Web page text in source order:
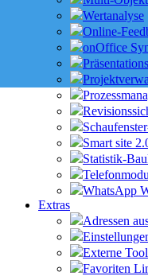
Wertanalyse
Online-
onOffice
Smart site
Statistik-
WhatsApp
Extras
Adressen
Externe
Favoriten